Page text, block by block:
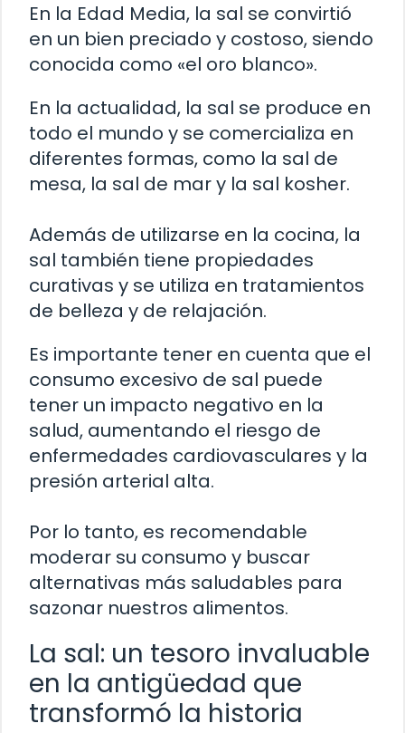
En la Edad Media, la sal se convirtió
en un bien preciado y costoso, siendo
conocida como «el oro blanco».
En la actualidad, la sal se produce en
todo el mundo y se comercializa en
diferentes formas, como la sal de
mesa, la sal de mar y la sal kosher.
Además de utilizarse en la cocina, la
sal también tiene propiedades
curativas y se utiliza en tratamientos
de belleza y de relajación.
Es importante tener en cuenta que el
consumo excesivo de sal puede
tener un impacto negativo en la
salud, aumentando el riesgo de
enfermedades cardiovasculares y la
presión arterial alta.
Por lo tanto, es recomendable
moderar su consumo y buscar
alternativas más saludables para
sazonar nuestros alimentos.
La sal: un tesoro invaluable
en la antigüedad que
transformó la historia